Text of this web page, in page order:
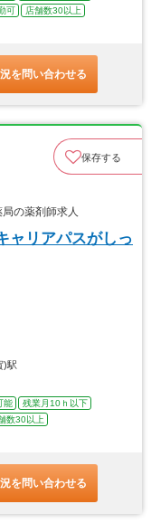
可
店舗数30以上
を問い合わせる
保存する
の薬剤師求人
ャリアパスがしっ
)駅
能
残業月10ｈ以下
数30以上
を問い合わせる